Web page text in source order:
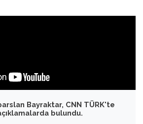
Bayraktar, CNN TÜRK'te
bulundu.